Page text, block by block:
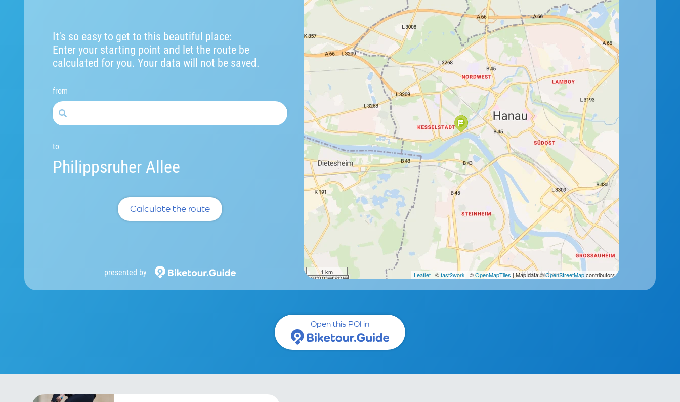
It's so easy to get to this beautiful place:
Enter your starting point and let the route be
calculated for you. Your data will not be saved.
from
to
Philippsruher Allee
Calculate the route
presented by 1 km Leaflet | ©fast2work | ©OpenMapTiles | Map data ©OpenStreetMapcontributors.
Open this POI in